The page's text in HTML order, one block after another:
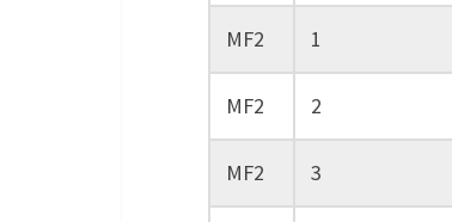
MF2 1
MF2 2
MF2 3